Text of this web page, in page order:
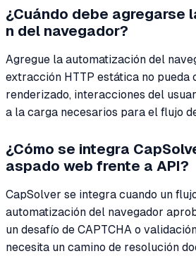
¿Cuándo debe agregarse
n del navegador?
Agregue la automatización del
extracción HTTP estática no pueda
renderizado, interacciones del
a la carga necesarios para el flujo
¿Cómo se integra
aspado web frente a API?
CapSolver se integra cuando un
automatización del navegador
un desafío de CAPTCHA o
necesita un camino de resolución